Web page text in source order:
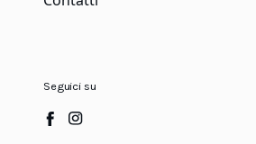
Seguici su